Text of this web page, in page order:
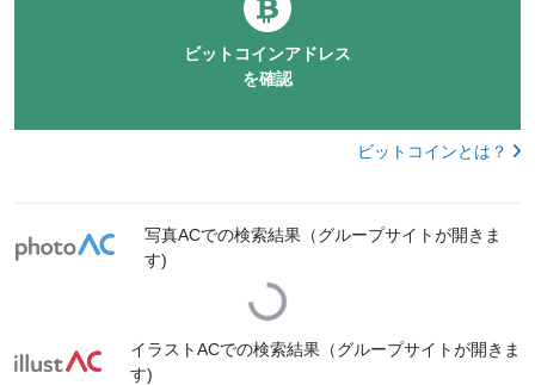
ビットコインアドレス
を確認
ビットコインとは？
写真ACでの検索結果（グループサイトが開きま
す)
Loading...
イラストACでの検索結果（グループサイトが開きま
す)